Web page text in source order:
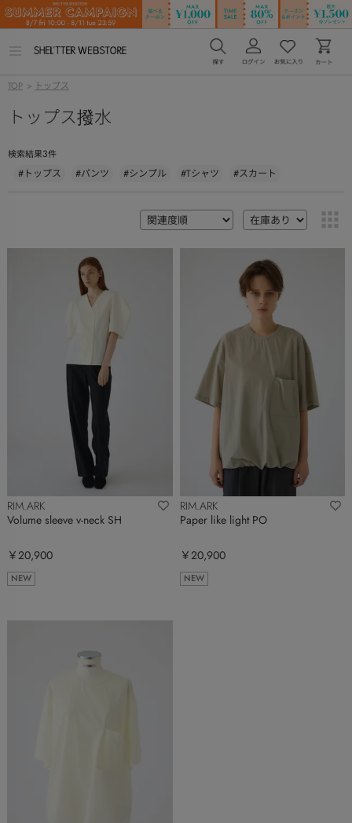
ー
開
く
TOP > トップス
トップス撥水
検索結果3件
#トップス #パンツ #シンプル #Tシャツ #スカート
RIM.ARK
Volume sleeve v-neck SH
￥20,900
NEW
RIM.ARK
Paper like light PO
￥20,900
NEW